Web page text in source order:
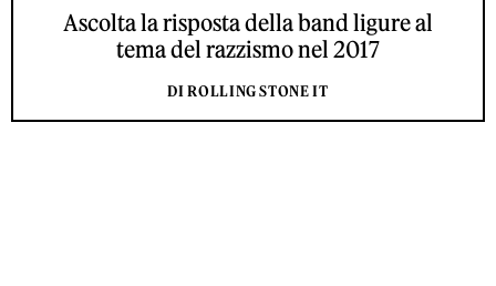
Ascolta la risposta della band ligure al
tema del razzismo nel 2017
DI ROLLING STONE IT